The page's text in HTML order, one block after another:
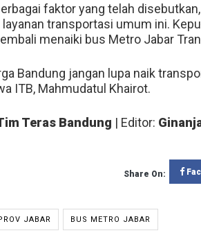
faktor yang telah
transportasi umum ini.
menaiki bus Metro Jabar
Bandung jangan lupa naik
ITB, Mahmudatul Khairot.
Teras Bandung | Editor:
Share On:
JABAR BUS METRO JABAR